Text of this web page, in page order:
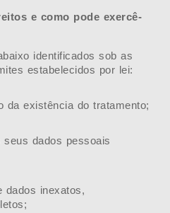
e como pode exercê-
identificados sob as
estabelecidos por lei:
da existência do tratamento;
dados pessoais
dados inexatos,